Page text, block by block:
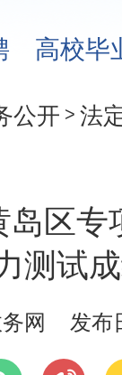
高校毕
公开 > 法
区专
测试
网 发布